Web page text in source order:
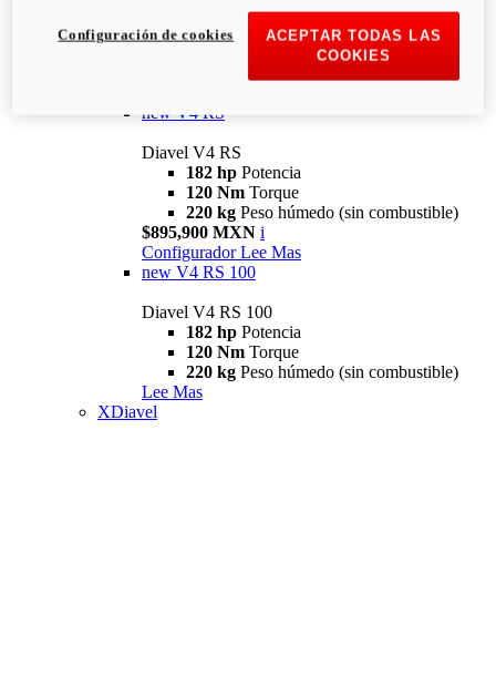
126 NmTorque
223 kg
PESO HÚMEDO SIN
new V4 RS
Diavel V4 RS
182 hp Potencia
120 Nm Torque
220 kg Peso húmedo (sin combustible)
$895,900 MXN i
Configurador Lee Mas
new V4 RS 100
Diavel V4 RS 100
182 hp Potencia
120 Nm Torque
220 kg Peso húmedo (sin combustible)
Lee Mas
XDiavel
ACEPTAR TODAS LAS
COOKIES
Configuración de cookies